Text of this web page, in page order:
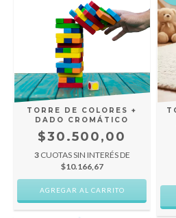
TORRE DE COLORES +
DADO CROMÁTICO
$30.500,00
3 CUOTAS SIN INTERÉS DE
$10.166,67